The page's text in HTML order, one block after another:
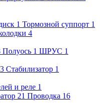
1 Тормозной суппорт 1
4
Полуось 1 ШРУС 1
3 Стабилизатор 1
и реле 1
21 Проводка 16